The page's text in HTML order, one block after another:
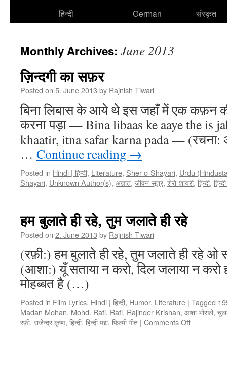
हिन्दी
German
संस्कृत
Monthly Archives: June 2013
ज़िन्दगी का सफ़र
Posted on 5. June 2013 by Rajnish Tiwari
बिना लिबास के आये थे इस जहाँ में एक कफ़न
करना पड़ा — Bina libaas ke aaye the is
khaatir, itna safar karna pada — (रचना:
… Continue reading →
Posted in Hindi | हिन्दी, Literature, Sher-o-Shayari, Urdu
Shayari, Unknown Author(s), अज्ञात, जीवन-सूत्र, शेरो-शायरी, हिन्दी,
हम बुलाते ही रहे, तुम जलाते ही रहे
Posted on 2. June 2013 by Rajnish Tiwari
(रफ़ी:) हम बुलाते ही रहे, तुम जलाते ही रहे ओ
(आशा:) यूँ सताया न करो, दिल जलाया न करो
मोहब्बत है (…)
Posted in Film Lyrics, Hindi | हिन्दी, Humor, Literature | Tagged
Madan Mohan, Mohd. Rafi, Rafi, Rajinder Krishan, आशा भोंसले,
रफ़ी, राजेन्द्र कृष्ण, हिन्दी, हिन्दी पद्य, फ़िल्मी गीत | Comments Off